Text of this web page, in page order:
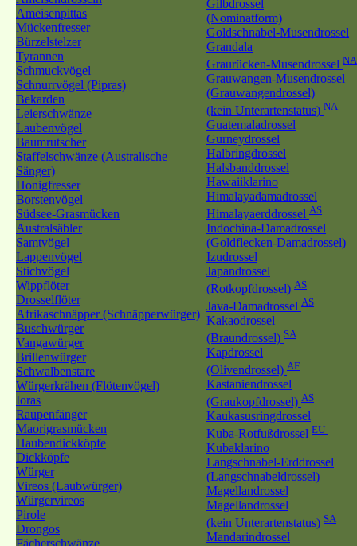
Ameisenpittas
Mückenfresser
Bürzelstelzer
Tyrannen
Schmuckvögel
Schnurrvögel (Pipras)
Bekarden
Leierschwänze
Laubenvögel
Baumrutscher
Staffelschwänze (Australische
Sänger)
Honigfresser
Borstenvögel
Südsee-Grasmücken
Australsäbler
Samtvögel
Lappenvögel
Stichvögel
Wippflöter
Drosselflöter
Afrikaschnäpper (Schnäpperwürger)
Buschwürger
Vangawürger
Brillenwürger
Schwalbenstare
Würgerkrähen (Flötenvögel)
Ioras
Raupenfänger
Maorigrasmücken
Haubendickköpfe
Dickköpfe
Würger
Vireos (Laubwürger)
Würgervireos
Pirole
Drongos
Fächerschwänze
Gilbdrossel
(Nominatform)
Goldschnabel-Musendrossel
Grandala
Graurücken-Musendrossel NA
Grauwangen-Musendrossel
(Grauwangendrossel)
(kein Unterartenstatus) NA
Guatemaladrossel
Gurneydrossel
Halbringdrossel
Halsbanddrossel
Hawaiiklarino
Himalayadamadrossel
Himalayaerddrossel AS
Indochina-Damadrossel
(Goldflecken-Damadrossel)
Izudrossel
Japandrossel
(Rotkopfdrossel) AS
Java-Damadrossel AS
Kakaodrossel
(Braundrossel) SA
Kapdrossel
(Olivendrossel) AF
Kastaniendrossel
(Graukopfdrossel) AS
Kaukasusringdrossel
Kuba-Rotfußdrossel EU
Kubaklarino
Langschnabel-Erddrossel
(Langschnabeldrossel)
Magellandrossel
Magellandrossel
(kein Unterartenstatus) SA
Mandarindrossel